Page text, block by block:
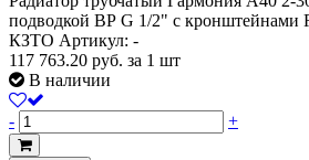
подводкой ВР G 1/2" с кронштейнами
КЗТО Артикул: -
117 763.20 руб. за 1 шт
В наличии
- +